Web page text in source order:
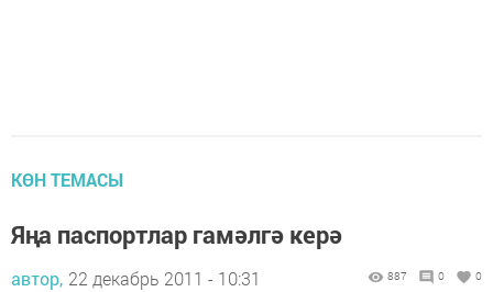
КӨН ТЕМАСЫ
Яңа паспортлар гамәлгә керә
автор, 22 декабрь 2011 - 10:31 887 0 0